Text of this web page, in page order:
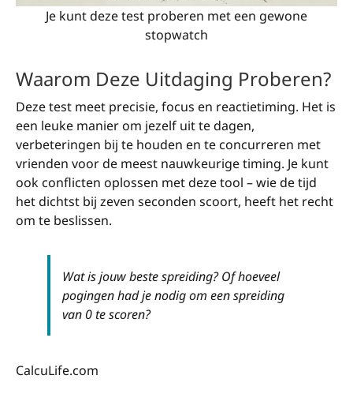
Je kunt deze test proberen met een gewone
stopwatch
Waarom Deze Uitdaging Proberen?
Deze test meet precisie, focus en reactietiming. Het is
een leuke manier om jezelf uit te dagen,
verbeteringen bij te houden en te concurreren met
vrienden voor de meest nauwkeurige timing. Je kunt
ook conflicten oplossen met deze tool – wie de tijd
het dichtst bij zeven seconden scoort, heeft het recht
om te beslissen.
Wat is jouw beste spreiding? Of hoeveel
pogingen had je nodig om een spreiding
van 0 te scoren?
CalcuLife.com